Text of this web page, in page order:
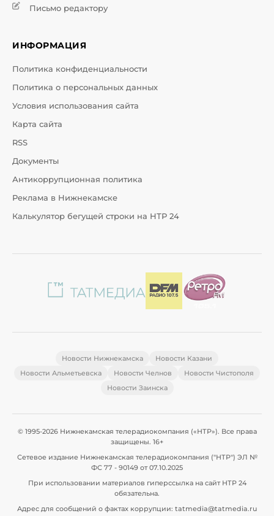
Письмо редактору
ИНФОРМАЦИЯ
Политика конфиденциальности
Политика о персональных данных
Условия использования сайта
Карта сайта
RSS
Документы
Антикоррупционная политика
Реклама в Нижнекамске
Калькулятор бегущей строки на НТР 24
Новости Нижнекамска
Новости Казани
Новости Альметьевска
Новости Челнов
Новости Чистополя
Новости Заинска
© 1995-2026 Нижнекамская телерадиокомпания («НТР»). Все права
защищены. 16+
Сетевое издание Нижнекамская телерадиокомпания ("НТР") ЭЛ №
ФС 77 - 90149 от 07.10.2025
При использовании материалов гиперссылка на сайт НТР 24
обязательна.
Адрес для сообщений о фактах коррупции: tatmedia@tatmedia.ru